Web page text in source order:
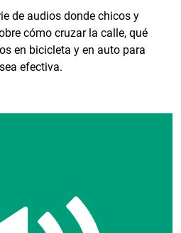
de audios donde chicos y
cómo cruzar la calle, qué
en bicicleta y en auto para
efectiva.